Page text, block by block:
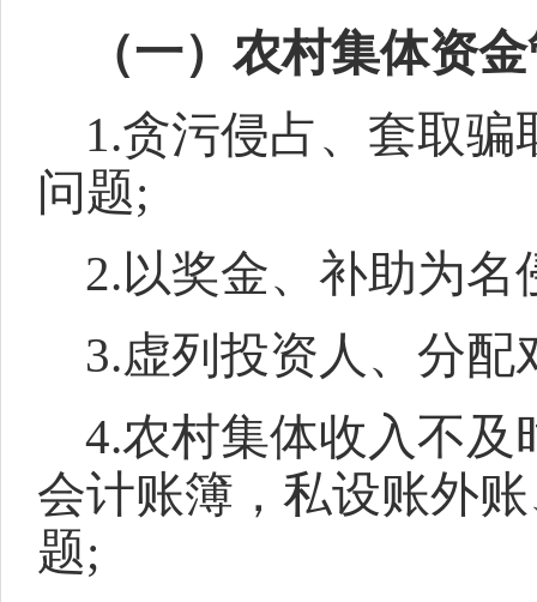
（一）农村集体资
1.贪污侵占、套取
问题;
2.以奖金、补助为
3.虚列投资人、分
4.农村集体收入不
会计账簿，私设账外
题;